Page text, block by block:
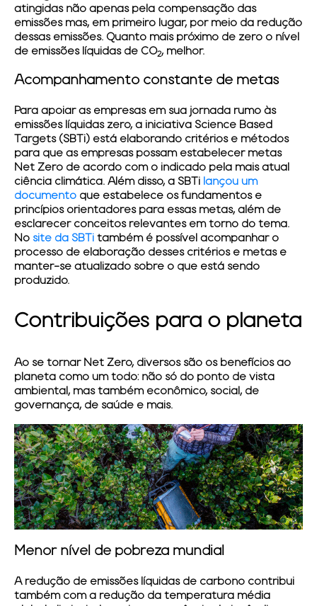
atingidas não apenas pela compensação das
emissões mas, em primeiro lugar, por meio da redução
dessas emissões. Quanto mais próximo de zero o nível
de emissões líquidas de CO2, melhor.
Acompanhamento constante de metas
Para apoiar as empresas em sua jornada rumo às
emissões líquidas zero, a iniciativa Science Based
Targets (SBTi) está elaborando critérios e métodos
para que as empresas possam estabelecer metas
Net Zero de acordo com o indicado pela mais atual
ciência climática. Além disso, a SBTi lançou um
documento que estabelece os fundamentos e
princípios orientadores para essas metas, além de
esclarecer conceitos relevantes em torno do tema.
No site da SBTi também é possível acompanhar o
processo de elaboração desses critérios e metas e
manter-se atualizado sobre o que está sendo
produzido.
Contribuições para o planeta
Ao se tornar Net Zero, diversos são os benefícios ao
planeta como um todo: não só do ponto de vista
ambiental, mas também econômico, social, de
governança, de saúde e mais.
Menor nível de pobreza mundial
A redução de emissões líquidas de carbono contribui
também com a redução da temperatura média